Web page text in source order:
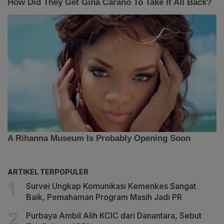
ARTIKEL TERPOPULER
Survei Ungkap Komunikasi Kemenkes Sangat
Baik, Pemahaman Program Masih Jadi PR
Purbaya Ambil Alih KCIC dari Danantara, Sebut